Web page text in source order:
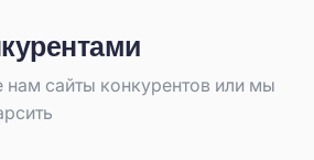
нам сайты конкурентов или мы